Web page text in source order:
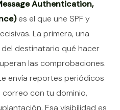
Authentication,
es el que une SPF y
La primera, una
del destinatario qué hacer
las comprobaciones.
envía reportes periódicos
con tu dominio,
Esa visibilidad es